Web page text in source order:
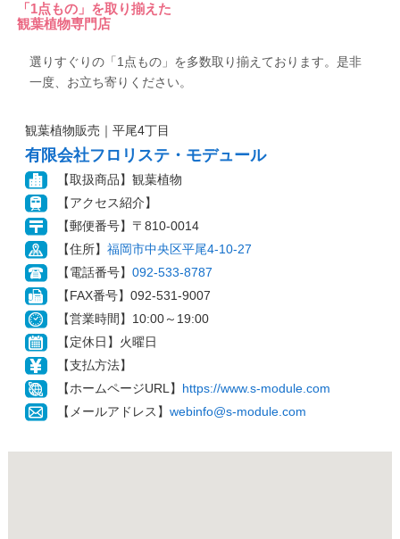
「1点もの」を取り揃えた
観葉植物専門店
選りすぐりの「1点もの」を多数取り揃えております。是非
一度、お立ち寄りください。
観葉植物販売｜平尾4丁目
有限会社フロリステ・モデュール
【取扱商品】観葉植物
【アクセス紹介】
【郵便番号】〒810-0014
【住所】 福岡市中央区平尾4-10-27
【電話番号】 092-533-8787
【FAX番号】092-531-9007
【営業時間】10:00～19:00
【定休日】火曜日
【支払方法】
【ホームページURL】
https://www.s-module.com
【メールアドレス】 webinfo@s-module.com